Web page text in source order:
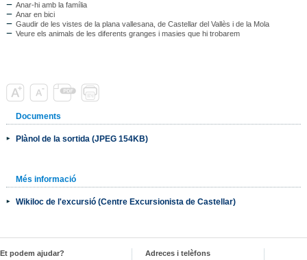
Anar-hi amb la família
Anar en bici
Gaudir de les vistes de la plana vallesana, de Castellar del Vallès i de la Mola
Veure els animals de les diferents granges i masies que hi trobarem
Documents
Plànol de la sortida (JPEG 154KB)
Més informació
Wikiloc de l'excursió (Centre Excursionista de Castellar)
Et podem ajudar?
Adreces i telèfons